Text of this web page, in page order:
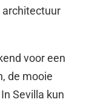
architectuur
voor een
de mooie
Sevilla kun